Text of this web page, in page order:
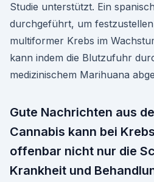
Studie unterstützt. Ein
durchgeführt, um
multiformer Krebs im
kann indem die Blutzufuhr
medizinischem Marihuana
Gute Nachrichten aus
Cannabis kann bei
offenbar nicht nur die
Krankheit und